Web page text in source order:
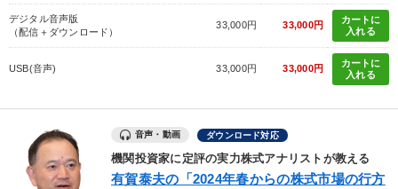
デジタル音声版
（配信＋ダウンロード）
33,000円 33,000円
カートに
入れる
USB(音声) 33,000円 33,000円
カートに
入れる
音声・動画 ダウンロード対応
機関投資家に定評の実力株式アナリストが教える
有賀泰夫の「2024年春からの株式市場の行方